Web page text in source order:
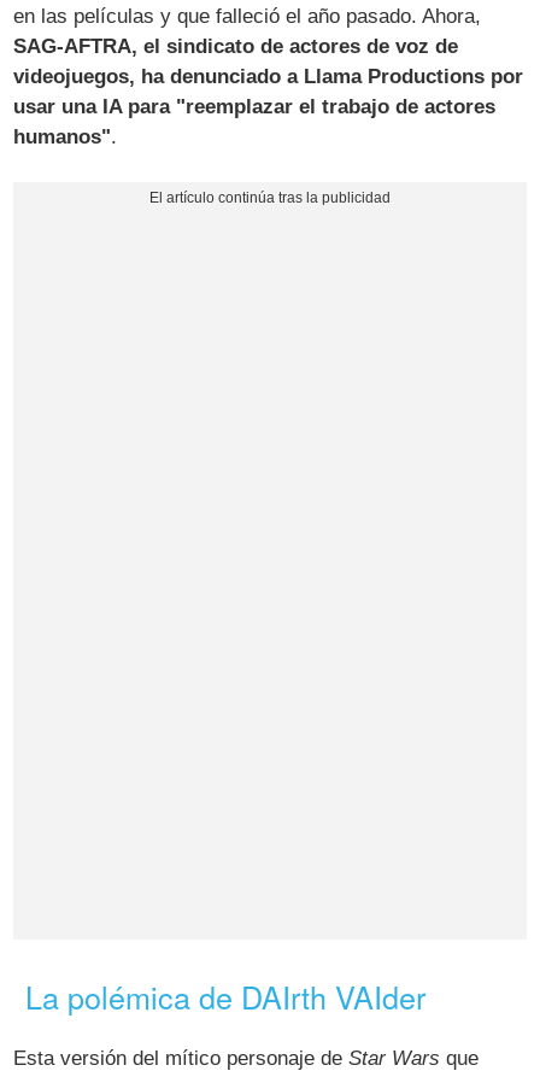
en las películas y que falleció el año pasado. Ahora,
SAG-AFTRA, el sindicato de actores de voz de
videojuegos, ha denunciado a Llama Productions por
usar una IA para "reemplazar el trabajo de actores
humanos".
La polémica de DAIrth VAIder
Esta versión del mítico personaje deStar Wars que